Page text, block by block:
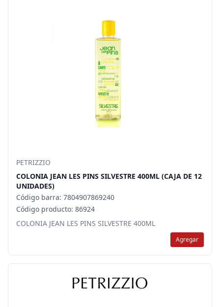
PETRIZZIO
COLONIA JEAN LES PINS SILVESTRE 400ML (CAJA DE 12
UNIDADES)
Código barra: 7804907869240
Código producto: 86924
COLONIA JEAN LES PINS SILVESTRE 400ML
Agregar